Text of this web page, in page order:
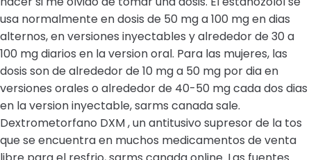
usa normalmente en dosis de 50 mg a 100 mg en dias
alternos, en versiones inyectables y alrededor de 30 a
100 mg diarios en la version oral. Para las mujeres, las
dosis son de alrededor de 10 mg a 50 mg por dia en
versiones orales o alrededor de 40-50 mg cada dos dias
en la version inyectable, sarms canada sale.
Dextrometorfano DXM , un antitusivo supresor de la tos
que se encuentra en muchos medicamentos de venta